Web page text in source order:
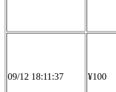
09/12 18:11:37 ¥100